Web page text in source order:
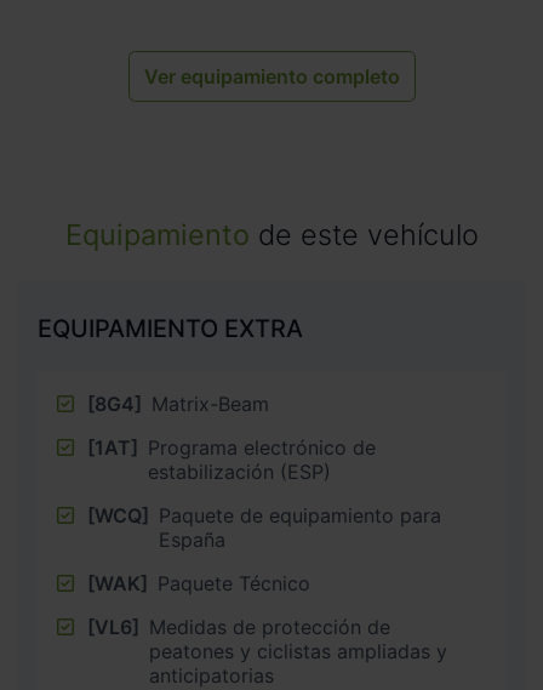
Ver equipamiento completo
Equipamiento de este vehículo
EQUIPAMIENTO EXTRA
[8G4] Matrix-Beam
[1AT] Programa electrónico de
estabilización (ESP)
[WCQ] Paquete de equipamiento para
España
[WAK] Paquete Técnico
[VL6] Medidas de protección de
peatones y ciclistas ampliadas y
anticipatorias